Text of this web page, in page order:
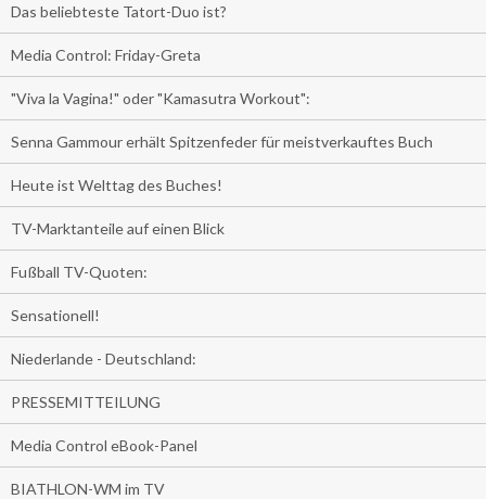
Das beliebteste Tatort-Duo ist?
Media Control: Friday-Greta
"Viva la Vagina!" oder "Kamasutra Workout":
Senna Gammour erhält Spitzenfeder für meistverkauftes Buch
Heute ist Welttag des Buches!
TV-Marktanteile auf einen Blick
Fußball TV-Quoten:
Sensationell!
Niederlande - Deutschland:
PRESSEMITTEILUNG
Media Control eBook-Panel
BIATHLON-WM im TV